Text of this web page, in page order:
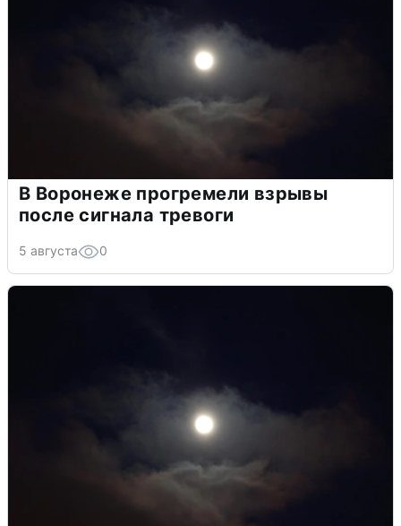
В Воронеже прогремели взрывы
после сигнала тревоги
5 августа 0